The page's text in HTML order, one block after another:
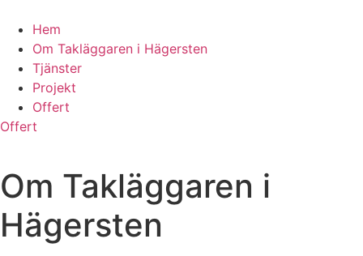
Hem
Om Takläggaren i Hägersten
Tjänster
Projekt
Offert
Offert
Om Takläggaren i
Hägersten